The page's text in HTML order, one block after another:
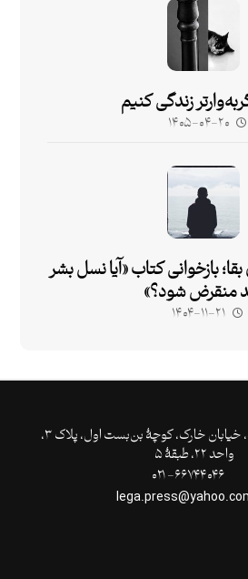
زندگی کنیم
۱۴۰۵-۰۴-۲۰
بازخوانی کتاب «آیا نسل بشر
منقرض شود؟»
۱۴۰۴-۱۱-۲۱
تهـران،‌ خیابان انقلاب، خیابان خارک، کوچۀ بن‌بست اول، پلاک ۳،
واحد ۲۲، طبقۀ ۵